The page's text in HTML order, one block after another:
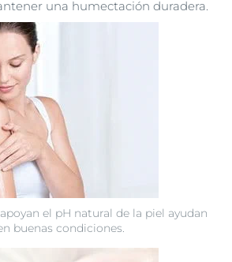
el pH natural de la piel ayudan
buenas condiciones.
una humectación duradera.